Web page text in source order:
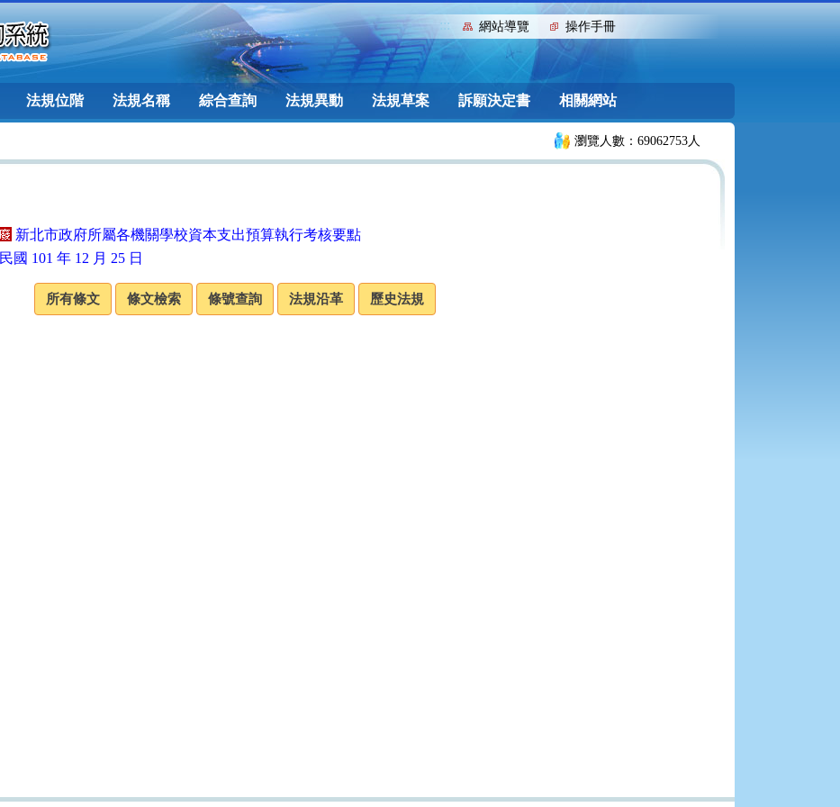
::: 網站導覽 操作手冊
法規位階 法規名稱 綜合查詢 法規異動 法規草案 訴願決定書 相關網站
瀏覽人數：69062753人
新北市政府所屬各機關學校資本支出預算執行考核要點
民國 101 年 12 月 25 日